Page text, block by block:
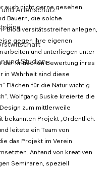
Artenschutz
und Studien
auch nicht gerne gesehen.
Bauern, die solche
Biodiversitätsstreifen anlegen,
gegen ihre eigenen
arbeiten und unterliegen unter
der kritischen Bewertung ihres
in Wahrheit sind diese
Flächen für die Natur wichtig
Wolfgang Suske kreierte die
zum mittlerweile
bekannten Projekt „Ordentlich.
leitete ein Team von
das Projekt im Verein
Anhand von kreativen
Seminaren, speziell